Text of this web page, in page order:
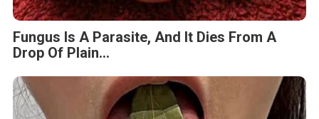
Fungus Is A Parasite, And It Dies From A
Drop Of Plain...